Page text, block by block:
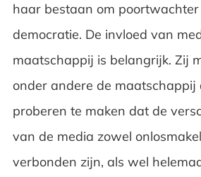
haar bestaan om
democratie. De invloed van
maatschappij is belangrijk. Zij
onder andere de maatschappij
proberen te maken dat de
van de media zowel
verbonden zijn, als wel